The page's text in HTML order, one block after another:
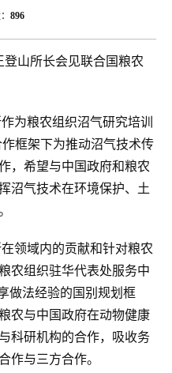
896
登山所长会见联合国粮农
为粮农组织沼气研究培训
框架下为推动沼气技术传
，希望与中国政府和粮农
沼气技术在环境保护、土
领域内的贡献和针对粮农
农组织驻华代表处服务中
做法经验的国别规划框
农与中国政府在动物健康
科研机构的合作，吸收务
作与三方合作。